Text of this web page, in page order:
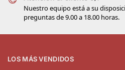
Nuestro equipo está a su
preguntas de 9.00 a 18.00 horas.
LOS MÁS VENDIDOS